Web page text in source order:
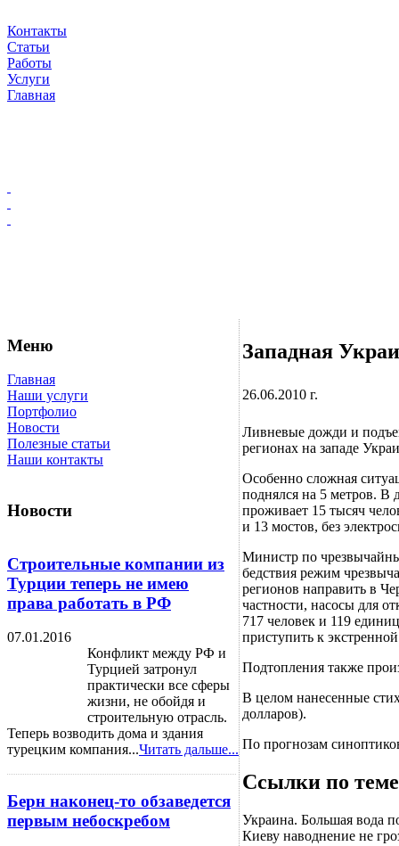
Контакты
Статьи
Работы
Услуги
Главная
Меню
Главная
Наши услуги
Портфолио
Новости
Полезные статьи
Наши контакты
Новости
Строительные компании из
Турции теперь не имею
права работать в РФ
07.01.2016
Конфликт между РФ и
Турцией затронул
практически все сферы
жизни, не обойдя и
строительную отрасль.
Теперь возводить дома и здания
турецким компания...Читать дальше...
Берн наконец-то обзаведется
первым небоскребом
Западная
26.06.2010 г.
Ливневые дожди и
регионах на западе
Особенно сложная
поднялся на 5 метров. В
проживает 15 тысяч
и 13 мостов, без
Министр по
бедствия режим
регионов направить в
частности, насосы для
717 человек и 119
приступить к
Подтопления также
В целом нанесенные
долларов).
По прогнозам
Ссылки по
Украина. Большая вода
Киеву наводнение не